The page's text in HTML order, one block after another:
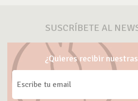
SUSCRÍBETE AL
¿Quieres recibir